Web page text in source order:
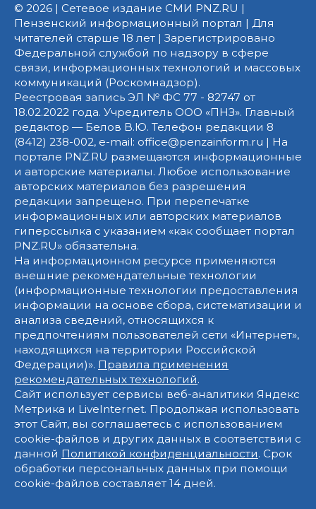
© 2026 | Сетевое издание СМИ PNZ.RU |
Пензенский информационный портал | Для
читателей старше 18 лет | Зарегистрировано
Федеральной службой по надзору в сфере
связи, информационных технологий и массовых
коммуникаций (Роскомнадзор).
Реестровая запись ЭЛ № ФС 77 - 82747 от
18.02.2022 года. Учредитель ООО «ПНЗ». Главный
редактор — Белов В.Ю. Телефон редакции 8
(8412) 238-002, e-mail: office@penzainform.ru | На
портале PNZ.RU размещаются информационные
и авторские материалы. Любое использование
авторских материалов без разрешения
редакции запрещено. При перепечатке
информационных или авторских материалов
гиперссылка с указанием «как сообщает портал
PNZ.RU» обязательна.
На информационном ресурсе применяются
внешние рекомендательные технологии
(информационные технологии предоставления
информации на основе сбора, систематизации и
анализа сведений, относящихся к
предпочтениям пользователей сети «Интернет»,
находящихся на территории Российской
Федерации)». Правила применения
рекомендательных технологий.
Сайт использует сервисы веб-аналитики Яндекс
Метрика и LiveInternet. Продолжая использовать
этот Сайт, вы соглашаетесь с использованием
cookie-файлов и других данных в соответствии с
данной Политикой конфиденциальности. Срок
обработки персональных данных при помощи
cookie-файлов составляет 14 дней.